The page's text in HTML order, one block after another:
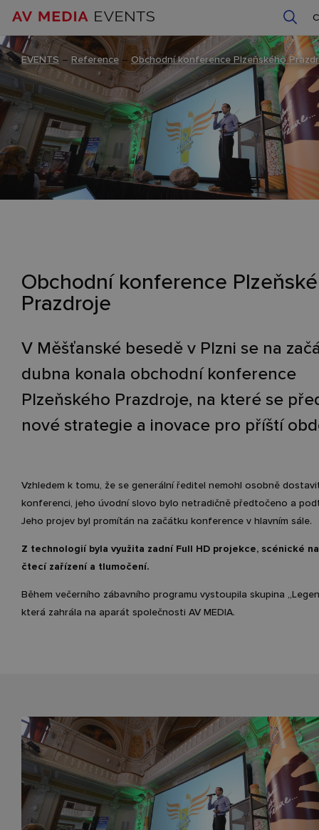
EVENTS – Reference – Obchodní konference Plzeňského
Obchodní konference
Prazdroje
V Měšťanské besedě v Plzni se na
dubna konala obchodní konference
Plzeňského Prazdroje, na které se
nové strategie a inovace pro příští
Vzhledem k tomu, že se generální ředitel nemohl osobně
konferenci, jeho úvodní slovo bylo netradičně předtočeno a
Jeho projev byl promítán na začátku konference v hlavním sále.
Z technologií byla využita zadní Full HD projekce, scénické
čtecí zařízení a tlumočení.
Během večerního zábavního programu vystoupila skupina
která zahrála na aparát společnosti AV MEDIA.